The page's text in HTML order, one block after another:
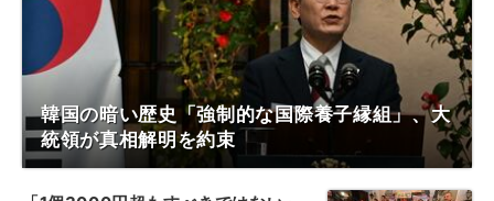
韓国の暗い歴史「強制的な国際養子縁組」、大
統領が真相解明を約束